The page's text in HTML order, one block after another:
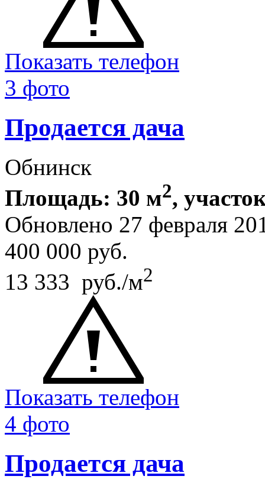
Показать телефон
3 фото
Продается дача
Обнинск
Площадь: 30 м2,
Обновлено 27 февраля
400 000 руб.
13 333 руб./м2
Показать телефон
4 фото
Продается дача